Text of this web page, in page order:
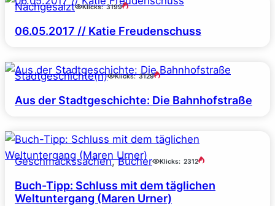
Nachgesalzt Klicks: 3199
06.05.2017 // Katie Freudenschuss
Stadtgeschichte(n) Klicks: 3129
Aus der Stadtgeschichte: Die Bahnhofstraße
Geschmackssachen, Bücher Klicks: 2312
Buch-Tipp: Schluss mit dem täglichen
Weltuntergang (Maren Urner)